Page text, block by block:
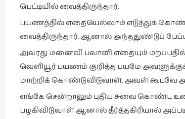
பெட்டியில் வைத்திருந்தார்.
பயணத்தில் எதையெல்லாம் எடுத்துக்
வைத்திருந்தார். ஆனால் அந்ததுண்டுப்
அவரது மனைவி பவானி எதையும்
வெளியூர் பயணம் குறித்த பயமே
மாற்றிக் கொண்டுவிடுவாள். அவள் கூடவே
எங்கே சென்றாலும் புதிய சுவை கொண்ட
பழகிவிடுவாள் ஆனால் தீர்த்தகிரியால்